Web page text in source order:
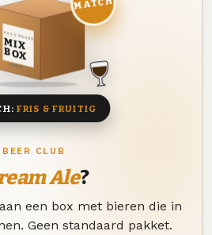
CLUB
Ale?
een box met bieren die in
Geen standaard pakket.
DEZE MAAND
MIX
BOX
8 BIEREN
FRIS & FRUITIG